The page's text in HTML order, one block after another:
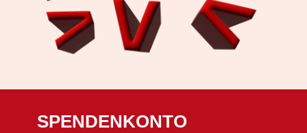
SPENDENKONTO